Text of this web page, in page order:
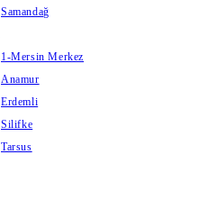
Samandağ
1-Mersin Merkez
Anamur
Erdemli
Silifke
Tarsus